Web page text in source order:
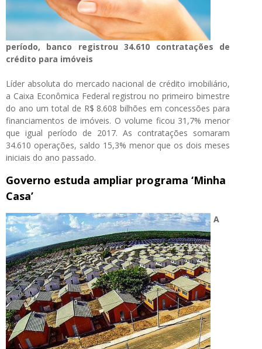
período, banco registrou 34.610 contratações de
crédito para imóveis
Líder absoluta do mercado nacional de crédito imobiliário,
a Caixa Econômica Federal registrou no primeiro bimestre
do ano um total de R$ 8.608 bilhões em concessões para
financiamentos de imóveis. O volume ficou 31,7% menor
que igual período de 2017. As contratações somaram
34.610 operações, saldo 15,3% menor que os dois meses
iniciais do ano passado.
Governo estuda ampliar programa ‘Minha
Casa’
A